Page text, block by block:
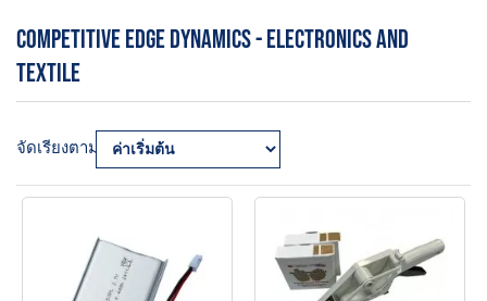
Competitive Edge Dynamics - Electronics and
Textile
จัดเรียงตาม: